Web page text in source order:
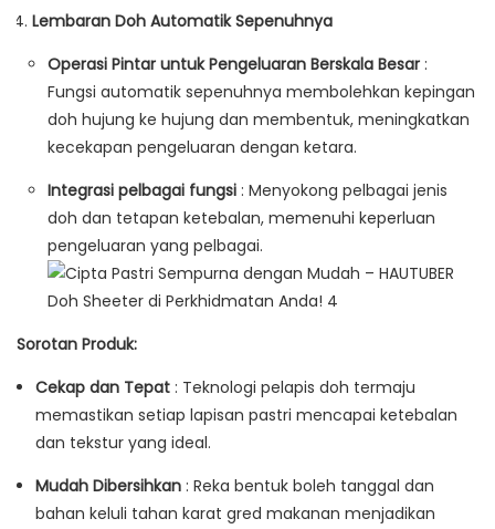
Lembaran Doh Automatik Sepenuhnya
Operasi Pintar untuk Pengeluaran Berskala Besar :
Fungsi automatik sepenuhnya membolehkan kepingan
doh hujung ke hujung dan membentuk, meningkatkan
kecekapan pengeluaran dengan ketara.
Integrasi pelbagai fungsi : Menyokong pelbagai jenis
doh dan tetapan ketebalan, memenuhi keperluan
pengeluaran yang pelbagai.
Sorotan Produk:
Cekap dan Tepat : Teknologi pelapis doh termaju
memastikan setiap lapisan pastri mencapai ketebalan
dan tekstur yang ideal.
Mudah Dibersihkan : Reka bentuk boleh tanggal dan
bahan keluli tahan karat gred makanan menjadikan